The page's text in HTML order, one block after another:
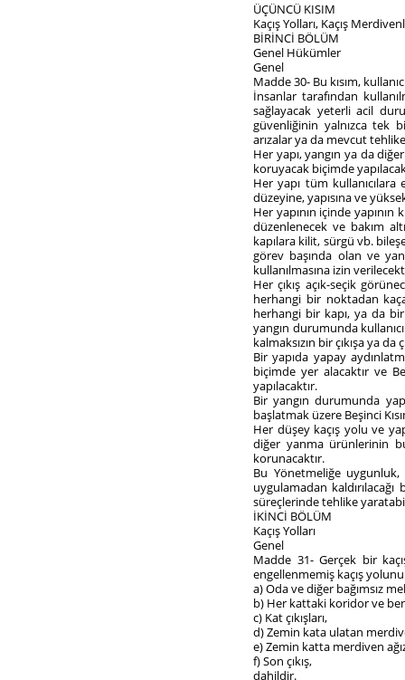
ÜÇÜNCÜ KISIM
Kaçış Yolları, Kaçış
BİRİNCİ BÖLÜM
Genel Hükümler
Genel
Madde 30- Bu kısım,
İnsanlar tarafından
sağlayacak yeterli acil
güvenliğinin yalnızca tek
arızalar ya da mevcut
Her yapı, yangın ya da
koruyacak biçimde
Her yapı tüm kullanıcılara
düzeyine, yapısına ve
Her yapının içinde
düzenlenecek ve bakım
kapılara kilit, sürgü vb.
görev başında olan ve
kullanılmasına izin
Her çıkış açık-seçik
herhangi bir noktadan
herhangi bir kapı, ya da bir
yangın durumunda
kalmaksızın bir çıkışa ya
Bir yapıda yapay
biçimde yer alacaktır ve
yapılacaktır.
Bir yangın durumunda
başlatmak üzere Beşinci
Her düşey kaçış yolu ve
diğer yanma ürünlerinin
korunacaktır.
Bu Yönetmeliğe uygunluk,
uygulamadan
süreçlerinde tehlike
İKİNCİ BÖLÜM
Kaçış Yolları
Genel
Madde 31- Gerçek bir
engellenmemiş kaçış
a) Oda ve diğer bağımsız
b) Her kattaki koridor ve
c) Kat çıkışları,
d) Zemin kata ulatan
e) Zemin katta merdiven
f) Son çıkış,
dahildir.